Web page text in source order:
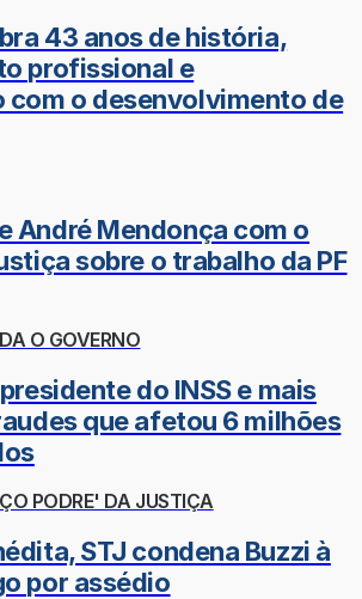
43 anos de história,
profissional e
com o desenvolvimento de
André Mendonça com o
sobre o trabalho da PF
O GOVERNO
do INSS e mais
que afetou 6 milhões
PODRE' DA JUSTIÇA
STJ condena Buzzi à
por assédio